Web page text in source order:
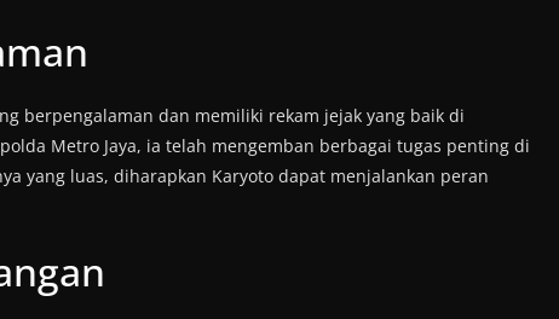
berpengalaman dan memiliki rekam jejak yang baik di
Metro Jaya, ia telah mengemban berbagai tugas penting di
yang luas, diharapkan Karyoto dapat menjalankan peran